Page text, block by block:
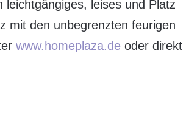
leises und Platz
mit den unbegrenzten feurigen
www.homeplaza.de oder direkt